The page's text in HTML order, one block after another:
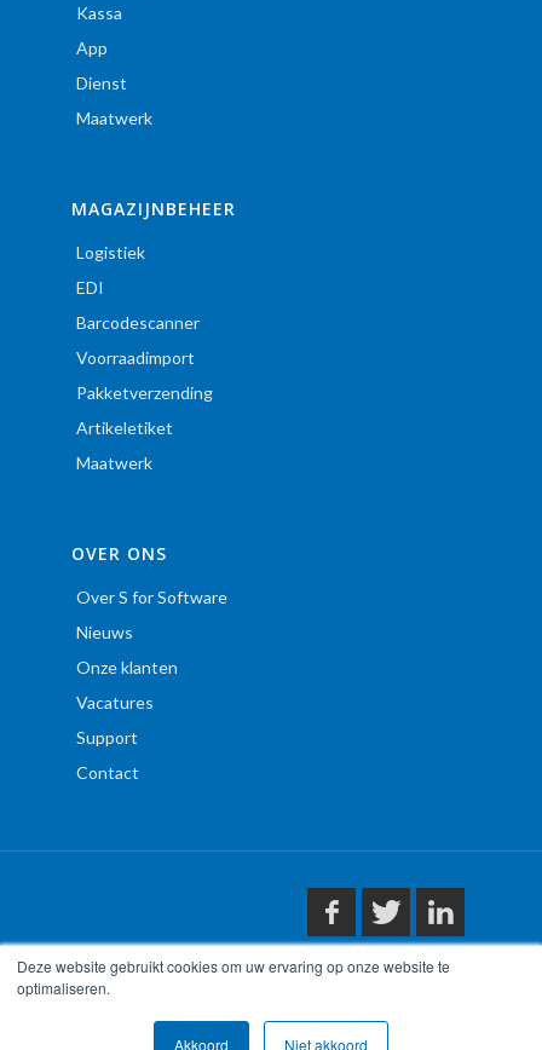
Deze website gebruikt cookies om uw ervaring op onze website te
optimaliseren.
Akkoord Niet akkoord
Kassa
App
Dienst
Maatwerk
MAGAZIJNBEHEER
Logistiek
EDI
Barcodescanner
Voorraadimport
Pakketverzending
Artikeletiket
Maatwerk
OVER ONS
Over S for Software
Nieuws
Onze klanten
Vacatures
Support
Contact
Copyright © S for Software 2020